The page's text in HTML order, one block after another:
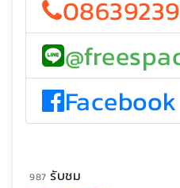
Facebook
987 รับชม